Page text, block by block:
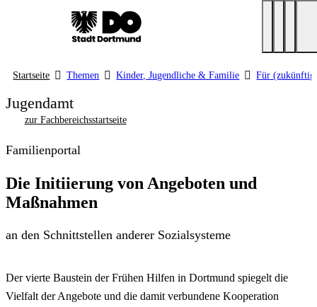
Startseite Themen Kinder, Jugendliche & Familie Für
Jugendamt
zur Fachbereichsstartseite
Familienportal
Die Initiierung von Angeboten und
Maßnahmen
an den Schnittstellen anderer Sozialsysteme
Der vierte Baustein der Frühen Hilfen in Dortmund spiegelt die
Vielfalt der Angebote und die damit verbundene Kooperation